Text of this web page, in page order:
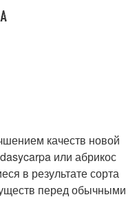
качеств новой
или абрикос
в результате сорта
перед обычными